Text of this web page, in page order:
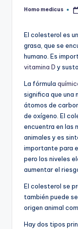
Publicado
Homo medicus
El colesterol es
grasa, que se
humano. Es
vitamina D y
La fórmula
significa que una
átomos de
de oxígeno. El
encuentra en las
animales y es
importante para
pero los niveles
aumentar el
El colesterol se
también puede
origen animal
Hay dos tipos